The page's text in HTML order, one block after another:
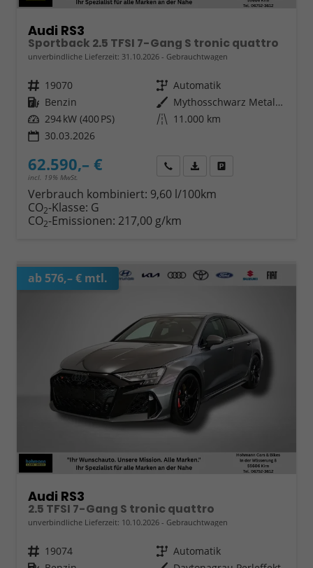
Audi RS3
Sportback 2.5 TFSI 7-Gang S tronic quattro
unverbindliche Lieferzeit: 31.10.2026 Gebrauchtwagen
Fahrzeugnr. 19070 Getriebe Automatik
Kraftstoff Benzin Außenfarbe
Mythosschwarz Metallic
Leistung 294 kW (400 PS) Kilometerstand 11.000 km
30.03.2026
62.590,– €
incl. 19% MwSt.
Wir rufen Sie anFahrzeugexposé (PDF)
Verbrauch kombiniert: 9,60 l/100km
CO2-Klasse: G
CO2-Emissionen: 217,00 g/km
ab 576,– € mtl.
Audi RS3
2.5 TFSI 7-Gang S tronic quattro
unverbindliche Lieferzeit: 10.10.2026 Gebrauchtwagen
Fahrzeugnr. 19074 Getriebe Automatik